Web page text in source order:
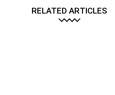
RELATED ARTICLES